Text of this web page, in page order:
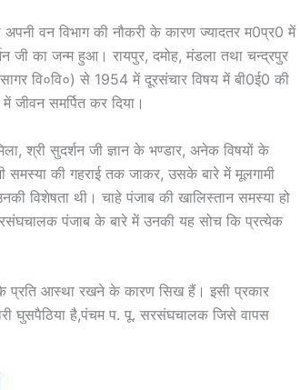
अपनी वन विभाग की नौकरी के कारण ज्यादतर म0प्र0 में
जी का जन्म हुआ। रायपुर, दमोह, मंडला तथा चन्द्रपुर
वि०वि०) से 1954 में दूरसंचार विषय में बी0ई0 की
जीवन समर्पित कर दिया।
श्री सुदर्शन जी ज्ञान के भण्डार, अनेक विषयों के
समस्या की गहराई तक जाकर, उसके बारे में मूलगामी
विशेषता थी। चाहे पंजाब की खालिस्तान समस्या हो
पंजाब के बारे में उनकी यह सोच कि प्रत्येक
प्रति आस्था रखने के कारण सिख हैं। इसी प्रकार
घुसपैठिया है,पंचम प. पू. सरसंघचालक जिसे वापस